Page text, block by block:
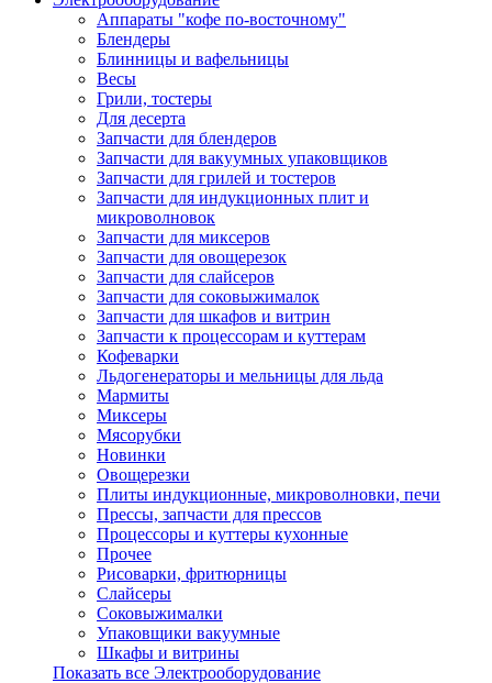
Аппараты "кофе по-восточному"
Блендеры
Блинницы и вафельницы
Весы
Грили, тостеры
Для десерта
Запчасти для блендеров
Запчасти для вакуумных упаковщиков
Запчасти для грилей и тостеров
Запчасти для индукционных плит и
микроволновок
Запчасти для миксеров
Запчасти для овощерезок
Запчасти для слайсеров
Запчасти для соковыжималок
Запчасти для шкафов и витрин
Запчасти к процессорам и куттерам
Кофеварки
Льдогенераторы и мельницы для льда
Мармиты
Миксеры
Мясорубки
Новинки
Овощерезки
Плиты индукционные, микроволновки, печи
Прессы, запчасти для прессов
Процессоры и куттеры кухонные
Прочее
Рисоварки, фритюрницы
Слайсеры
Соковыжималки
Упаковщики вакуумные
Шкафы и витрины
Показать все Электрооборудование